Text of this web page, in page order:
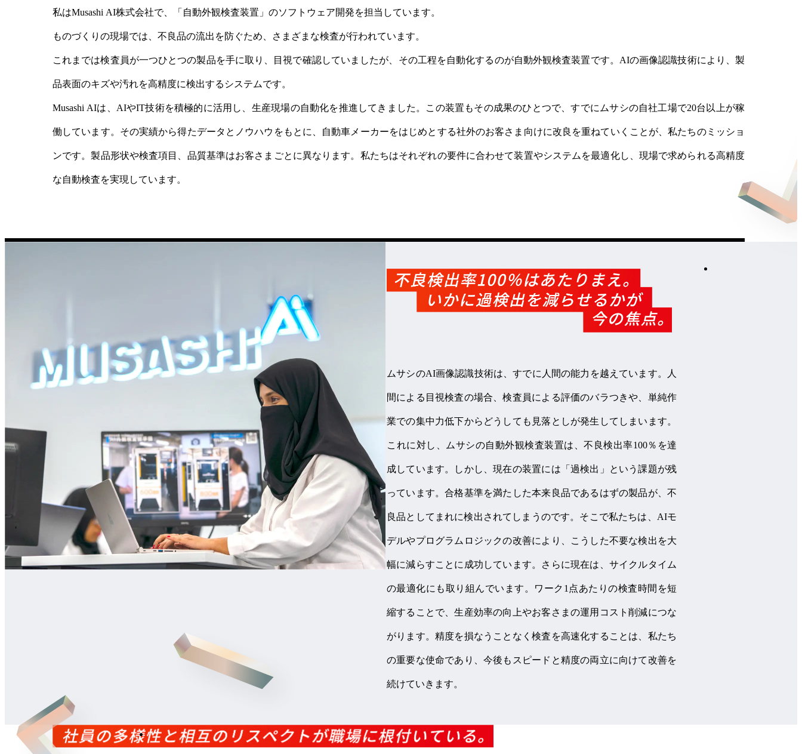
私はMusashi AI株式会社で、「自動外観検査装置」のソフトウェア開発を担当しています。
ものづくりの現場では、不良品の流出を防ぐため、さまざまな検査が行われています。
これまでは検査員が一つひとつの製品を手に取り、目視で確認していましたが、その工程を自動化するのが自動外観検査装置です。AIの画像認識技術により、製
品表面のキズや汚れを高精度に検出するシステムです。
Musashi AIは、AIやIT技術を積極的に活用し、生産現場の自動化を推進してきました。この装置もその成果のひとつで、すでにムサシの自社工場で20台以上が稼
働しています。その実績から得たデータとノウハウをもとに、自動車メーカーをはじめとする社外のお客さま向けに改良を重ねていくことが、私たちのミッショ
ンです。製品形状や検査項目、品質基準はお客さまごとに異なります。私たちはそれぞれの要件に合わせて装置やシステムを最適化し、現場で求められる高精度
な自動検査を実現しています。
ムサシのAI画像認識技術は、すでに人間の能力を越えています。人
間による目視検査の場合、検査員による評価のバラつきや、単純作
業での集中力低下からどうしても見落としが発生してしまいます。
これに対し、ムサシの自動外観検査装置は、不良検出率100％を達
成しています。しかし、現在の装置には「過検出」という課題が残
っています。合格基準を満たした本来良品であるはずの製品が、不
良品としてまれに検出されてしまうのです。そこで私たちは、AIモ
デルやプログラムロジックの改善により、こうした不要な検出を大
幅に減らすことに成功しています。さらに現在は、サイクルタイム
の最適化にも取り組んでいます。ワーク1点あたりの検査時間を短
縮することで、生産効率の向上やお客さまの運用コスト削減につな
がります。精度を損なうことなく検査を高速化することは、私たち
の重要な使命であり、今後もスピードと精度の両立に向けて改善を
続けていきます。